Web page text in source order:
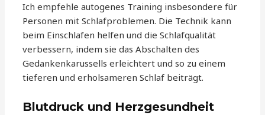
Ich empfehle autogenes Training insbesondere für
Personen mit Schlafproblemen. Die Technik kann
beim Einschlafen helfen und die Schlafqualität
verbessern, indem sie das Abschalten des
Gedankenkarussells erleichtert und so zu einem
tieferen und erholsameren Schlaf beiträgt.
Blutdruck und Herzgesundheit